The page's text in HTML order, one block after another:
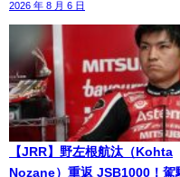
2026 年 8 月 6 日
【JRR】野左根航汰（Kohta
Nozane）重返 JSB1000！駕